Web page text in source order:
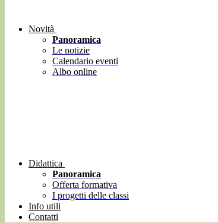
Novità
Panoramica
Le notizie
Calendario eventi
Albo online
Didattica
Panoramica
Offerta formativa
I progetti delle classi
Info utili
Contatti